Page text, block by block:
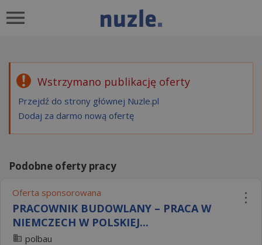
Wstrzymano publikację oferty
Przejdź do strony głównej Nuzle.pl
Dodaj za darmo nową ofertę
Podobne oferty pracy
Oferta sponsorowana
PRACOWNIK BUDOWLANY – PRACA W
NIEMCZECH W POLSKIEJ...
polbau